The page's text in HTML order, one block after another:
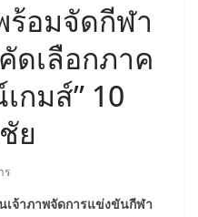
อมจัดกีฬา
เลือกภาค
กมส์” 10
ย
ร
จ้าภาพจัดการแข่งขันกีฬา